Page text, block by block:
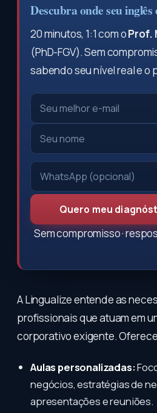
Descubra onde seu
20 minutos, 1:1 com oProf.
(PhD-FGV). Sem
sabendo seu nível real e o
Quero meu
Sem compromisso ·
A Lingualize entende as
profissionais que atuam em
corporativo exigente.
Aulas personalizadas:
negócios, estratégias de
apresentações e reuniões.